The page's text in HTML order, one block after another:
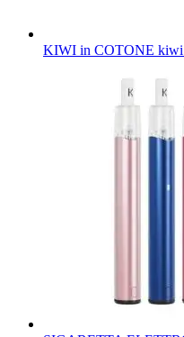
KIWI in COTONE kiwi